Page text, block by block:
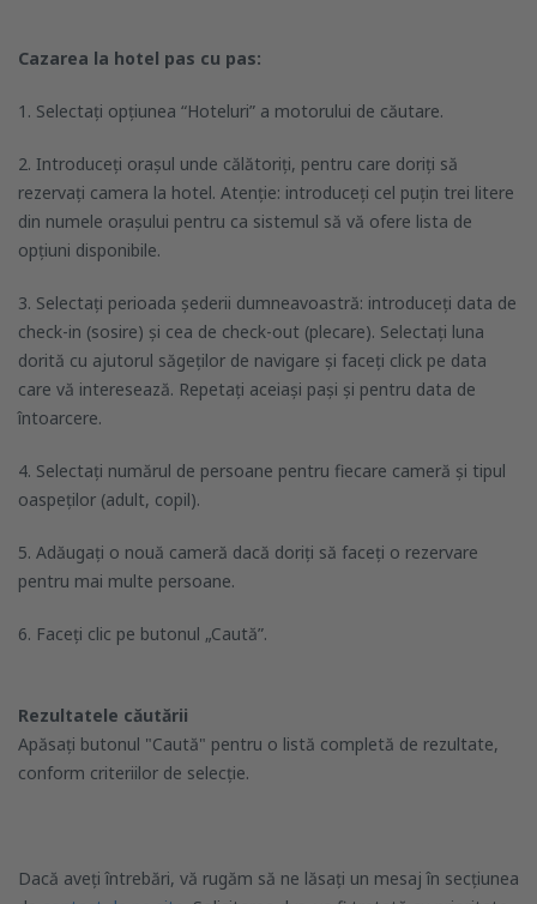
Cazarea la hotel pas cu pas:
1. Selectați opțiunea “Hoteluri” a motorului de căutare.
2. Introduceți orașul unde călătoriți, pentru care doriți să
rezervați camera la hotel. Atenție: introduceți cel puțin trei litere
din numele orașului pentru ca sistemul să vă ofere lista de
opțiuni disponibile.
3. Selectați perioada șederii dumneavoastră: introduceți data de
check-in (sosire) și cea de check-out (plecare). Selectați luna
dorită cu ajutorul săgeților de navigare și faceți click pe data
care vă interesează. Repetați aceiași pași și pentru data de
întoarcere.
4. Selectați numărul de persoane pentru fiecare cameră și tipul
oaspeților (adult, copil).
5. Adăugați o nouă cameră dacă doriți să faceți o rezervare
pentru mai multe persoane.
6. Faceți clic pe butonul „Caută”.
Rezultatele căutării
Apăsați butonul "Caută" pentru o listă completă de rezultate,
conform criteriilor de selecție.
Dacă aveți întrebări, vă rugăm să ne lăsați un mesaj în secțiunea